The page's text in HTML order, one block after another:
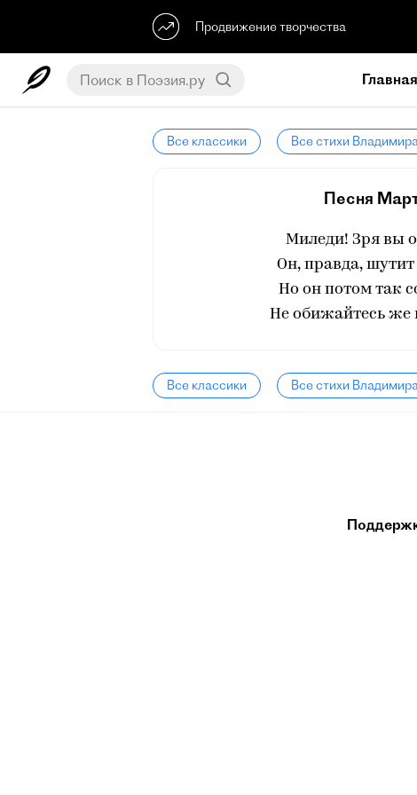
Продвижение творчества
Главная
Все классики Все стихи
Песня
Миледи! Зря вы
Он, правда,
Но он потом так
Не обижайтесь же
Все классики Все стихи